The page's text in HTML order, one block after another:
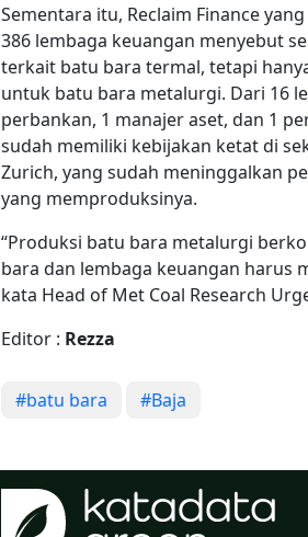
Sementara itu, Reclaim Finance
386 lembaga keuangan menyebut
terkait batu bara termal, tetapi
untuk batu bara metalurgi. Dari 16
perbankan, 1 manajer aset, dan 1
sudah memiliki kebijakan ketat di
Zurich, yang sudah meninggalkan
yang memproduksinya.
“Produksi batu bara metalurgi
bara dan lembaga keuangan harus
kata Head of Met Coal Research
Editor : Rezza
#batu bara #Baja